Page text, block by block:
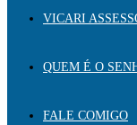
VICARI
QUEM É O
FALE COMIGO